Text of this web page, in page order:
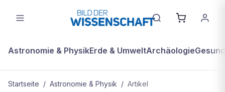
Astronomie & PhysikErde & UmweltArchäologie
Startseite / Astronomie & Physik / Artikel